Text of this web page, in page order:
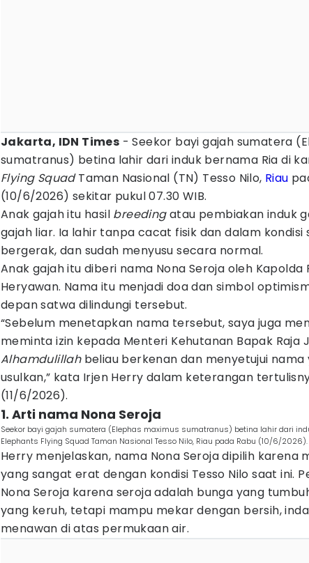
Jakarta, IDN Times - Seekor bayi gajah sumatera
sumatranus) betina lahir dari induk bernama Ria di
Flying SquadTaman Nasional (TN) Tesso Nilo, Riau
(10/6/2026) sekitar pukul 07.30 WIB.
Anak gajah itu hasil breedingatau pembiakan induk
gajah liar. Ia lahir tanpa cacat fisik dan dalam kondisi
bergerak, dan sudah menyusu secara normal.
Anak gajah itu diberi nama Nona Seroja oleh Kapolda
Heryawan. Nama itu menjadi doa dan simbol
depan satwa dilindungi tersebut.
“Sebelum menetapkan nama tersebut, saya juga
meminta izin kepada Menteri Kehutanan Bapak Raja
Alhamdulillahbeliau berkenan dan menyetujui nama
usulkan,” kata Irjen Herry dalam keterangan
(11/6/2026).
1. Arti nama Nona Seroja
Seekor bayi gajah sumatera (Elephas maximus sumatranus) betina lahir dari
Elephants Flying Squad Taman Nasional Tesso Nilo, Riau pada Rabu (10/6/2026).
Herry menjelaskan, nama Nona Seroja dipilih karena
yang sangat erat dengan kondisi Tesso Nilo saat ini.
Nona Seroja karena seroja adalah bunga yang
yang keruh, tetapi mampu mekar dengan bersih,
menawan di atas permukaan air.